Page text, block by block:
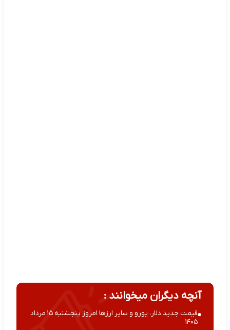
آنچه دیگران میخوانند :
قیمت جدید دلار، یورو و سایر ارزها امروز پنجشنبه ۱۵ مرداد
۱۴۰۵